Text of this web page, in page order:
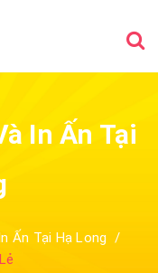
In Ấn Tại
Ấn Tại Hạ Long /